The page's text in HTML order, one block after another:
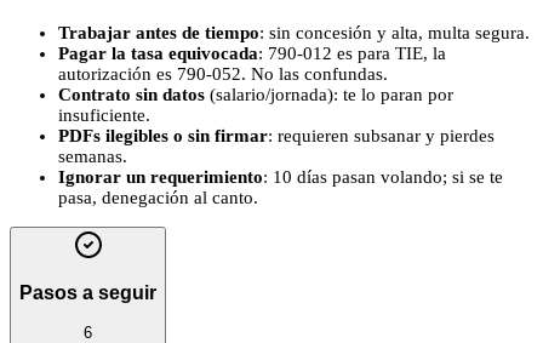
Trabajar antes de tiempo: sin concesión y alta, multa segura.
Pagar la tasa equivocada: 790-012 es para TIE, la
autorización es 790-052. No las confundas.
Contrato sin datos (salario/jornada): te lo paran por
insuficiente.
PDFs ilegibles o sin firmar: requieren subsanar y pierdes
semanas.
Ignorar un requerimiento: 10 días pasan volando; si se te
pasa, denegación al canto.
Pasos a seguir
6